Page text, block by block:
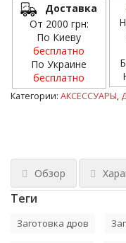
Доставка
От 2000 грн:
По Киеву
бесплатно
По Украине
бесплатно
Категории: АКСЕССУАРЫ,
Обзор
Теги
Заготовка дров